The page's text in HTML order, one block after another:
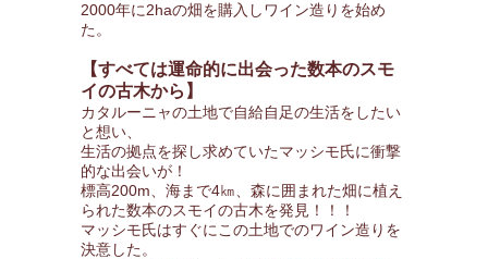
2000年に2haの畑を購入しワイン造りを始め
た。
【すべては運命的に出会った数本のスモ
イの古木から】
カタルーニャの土地で自給自足の生活をしたい
と想い、
生活の拠点を探し求めていたマッシモ氏に衝撃
的な出会いが！
標高200m、海まで4㎞、森に囲まれた畑に植え
られた数本のスモイの古木を発見！！！
マッシモ氏はすぐにこの土地でのワイン造りを
決意した。